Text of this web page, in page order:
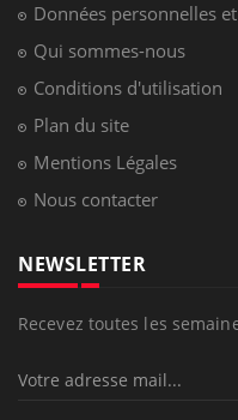
Données personnelles
Qui sommes-nous
Conditions d'utilisation
Plan du site
Mentions Légales
Nous contacter
NEWSLETTER
Recevez toutes les